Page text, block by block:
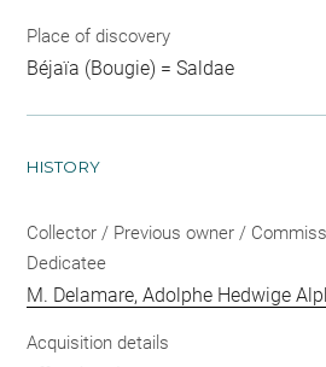
Place of discovery
Béjaïa (Bougie) = Saldae
HISTORY
Collector / Previous owner /
Dedicatee
M. Delamare, Adolphe Hedwige
Acquisition details